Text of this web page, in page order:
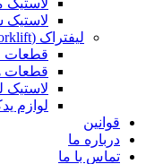
لاستیک
لیفتراک (Forklift)
قطعات
قطعات
لاستیک
لوازم
قوانین
درباره ما
تماس با ما